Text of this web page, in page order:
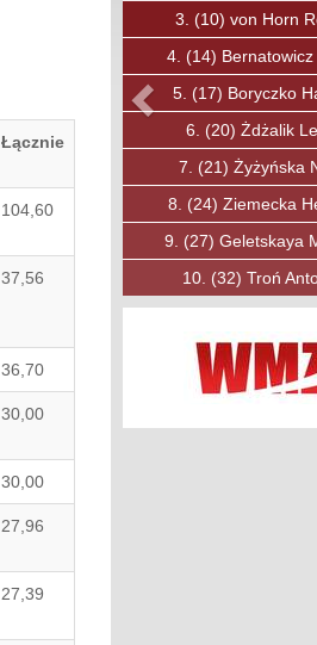
Łącznie
104,60
37,56
36,70
30,00
30,00
27,96
27,39
3. (27) Ćwirta
4.(30)Soska
5.(31)Ozkan
(33)Lewandowski
7.(40)Jobda
8.(49)Mysiak
9.(50)Rybicki
10. (53) Księżak